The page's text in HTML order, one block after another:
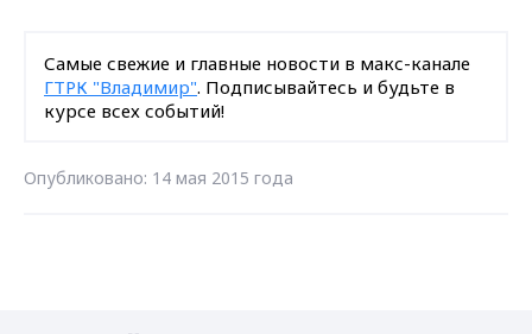
Самые свежие и главные новости в макс-канале
ГТРК "Владимир". Подписывайтесь и будьте в
курсе всех событий!
Опубликовано: 14 мая 2015 года